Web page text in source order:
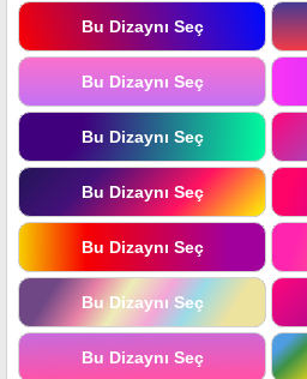
Bu Dizaynı Seç
Bu Dizaynı Seç
Bu Dizaynı Seç
Bu Dizaynı Seç
Bu Dizaynı Seç
Bu Dizaynı Seç
Bu Dizaynı Seç